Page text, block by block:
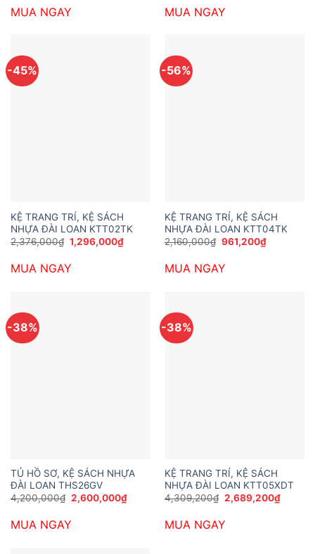
3,888,000₫.
MUA NGAY
2,376,000₫.
MUA NGAY
-45%
KỆ TRANG TRÍ, KỆ SÁCH
NHỰA ĐÀI LOAN KTT02TK
2,376,000₫ Giá
gốc
2,376,000₫.
1,296,000₫Giá
hiện
MUA NGAY
-56%
KỆ TRANG TRÍ, KỆ SÁCH
NHỰA ĐÀI LOAN KTT04TK
2,160,000₫ Giá
2,160,000₫.
961,200₫Giá
hiện
MUA NGAY
-38%
TỦ HỒ SƠ, KỆ SÁCH NHỰA
ĐÀI LOAN THS26GV
4,200,000₫ Giá
gốc
4,200,000₫.
2,600,000₫Giá
hiện
MUA NGAY
-38%
KỆ TRANG TRÍ, KỆ SÁCH
NHỰA ĐÀI LOAN KTT05XDT
4,309,200₫ Giá
gốc
4,309,200₫.
2,689,200₫Giá
hiện
MUA NGAY